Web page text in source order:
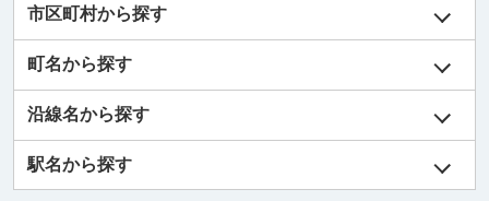
市区町村から探す
町名から探す
沿線名から探す
駅名から探す